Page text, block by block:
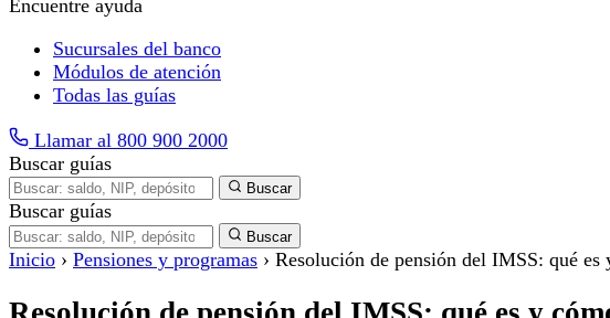
Encuentre ayuda
Sucursales del banco
Módulos de atención
Todas las guías
Llamar al 800 900 2000
Buscar guías
Buscar
Buscar guías
Buscar
Inicio › Pensiones y programas › Resolución de pensión del IMSS: qué es